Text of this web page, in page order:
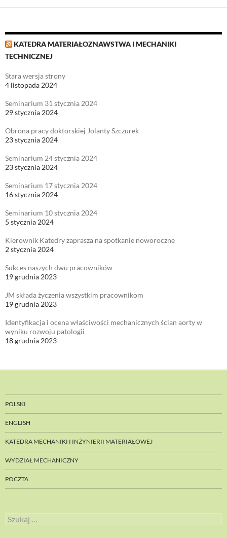
wpisach
KATEDRA MATERIAŁOZNAWSTWA I MECHANIKI
TECHNICZNEJ
Stara wersja strony
4 listopada 2024
Seminarium 31 stycznia 2024
29 stycznia 2024
Obrona pracy doktorskiej Jolanty Szczurek
23 stycznia 2024
Seminarium 24 stycznia 2024
23 stycznia 2024
Seminarium 17 stycznia 2024
16 stycznia 2024
Seminarium 10 stycznia 2024
5 stycznia 2024
Kierownik Katedry zaprasza na spotkanie noworoczne
2 stycznia 2024
Sukces naszych dwu pracowników
19 grudnia 2023
JM składa życzenia wszystkim pracownikom
19 grudnia 2023
Identyfikacja i ocena właściwości mechanicznych ścian aorty w
wyniku rozwoju patologii
18 grudnia 2023
POLSKI
ENGLISH
KATEDRA MECHANIKI I INŻYNIERII MATERIAŁOWEJ
WYDZIAŁ MECHANICZNY
POCZTA
Szukaj: